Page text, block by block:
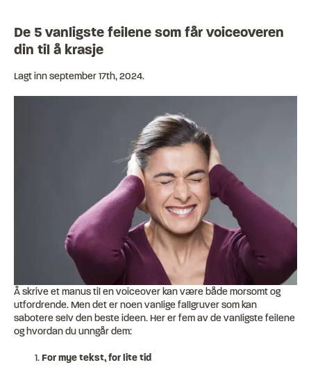
De 5 vanligste feilene som får voiceoveren
din til å krasje
Lagt innseptember 17th, 2024.
Å skrive et manus til en voiceover kan være både morsomt og
utfordrende. Men det er noen vanlige fallgruver som kan
sabotere selv den beste ideen. Her er fem av de vanligste feilene
og hvordan du unngår dem:
For mye tekst, for lite tid